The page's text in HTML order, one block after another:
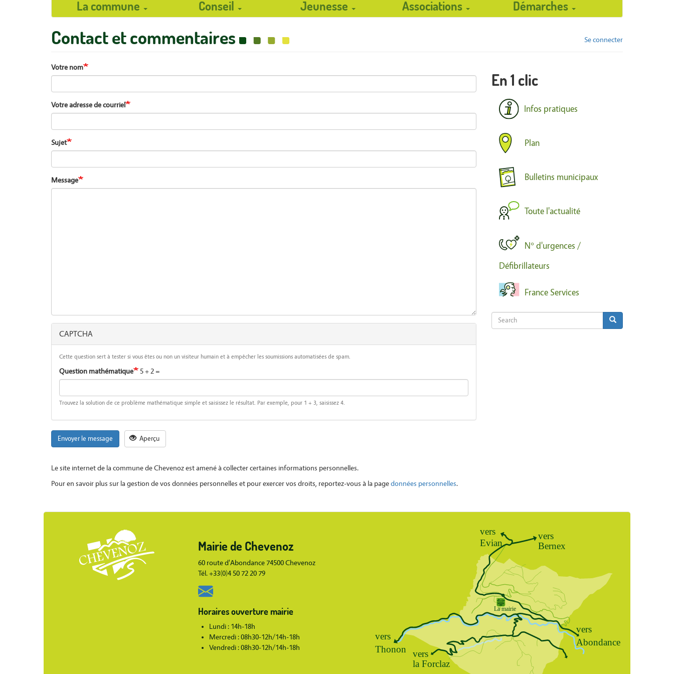
La commune Conseil Jeunesse Associations Démarches
User
menu
Se connecter
Contact et commentaires
Votre nom
Votre adresse de courriel
Sujet
Message
CAPTCHA
Cette question sert à tester si vous êtes ou non un visiteur humain et à empêcher les soumissions automatisées de spam.
Question mathématique 5 + 2 =
Trouvez la solution de ce problème mathématique simple et saisissez le résultat. Par exemple, pour 1 + 3, saisissez 4.
Envoyer le message Aperçu
Le site internet de la commune de Chevenoz est amené à collecter certaines informations personnelles.
Pour en savoir plus sur la gestion de vos données personnelles et pour exercer vos droits, reportez-vous à la pagedonnées personnelles.
En 1 clic
Infos pratiques
Plan
Bulletins municipaux
Toute l'actualité
N° d'urgences /
Défibrillateurs
France Services
Search
Search Search
Body
Mairie de Chevenoz
60 route d'Abondance 74500 Chevenoz
Tél. +33(0)4 50 72 20 79
Horaires ouverture mairie
Lundi : 14h-18h
Mercredi : 08h30-12h/14h-18h
Vendredi : 08h30-12h/14h-18h